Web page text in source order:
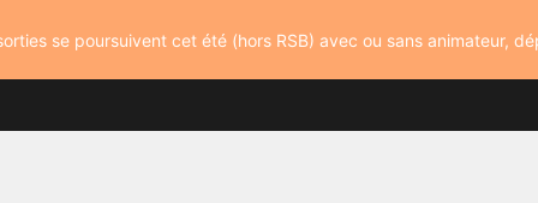
se poursuivent cet été (hors RSB) avec ou sans animateur,